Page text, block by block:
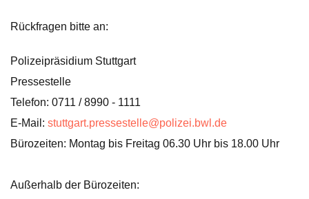
Rückfragen bitte an:
Polizeipräsidium Stuttgart
Pressestelle
Telefon: 0711 / 8990 - 1111
E-Mail: stuttgart.pressestelle@polizei.bwl.de
Bürozeiten: Montag bis Freitag 06.30 Uhr bis 18.00 Uhr
Außerhalb der Bürozeiten: